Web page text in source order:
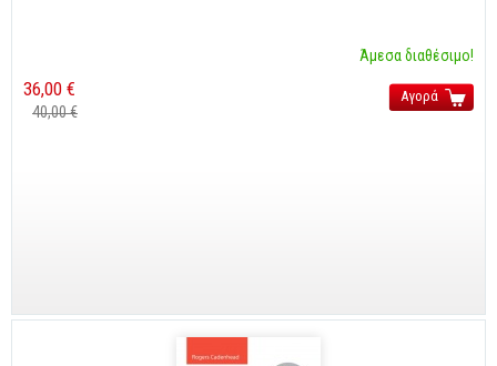
Άμεσα διαθέσιμο!
36,00 €
40,00 €
Αγορά